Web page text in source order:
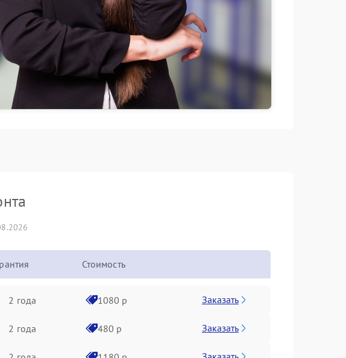
Стоимость
2 года 1080 р Заказать
2 года 480 р Заказать